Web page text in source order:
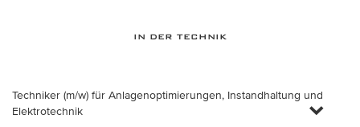
IN DER TECHNIK
Techniker (m/w) für Anlagenoptimierungen, Instandhaltung und
Elektrotechnik